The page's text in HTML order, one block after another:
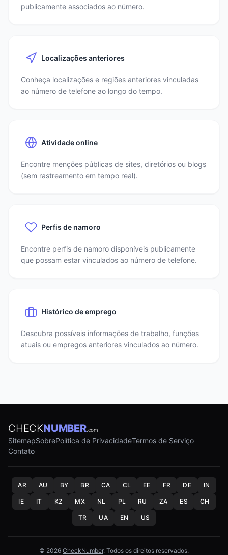
publicamente associados ao número.
Localizações anteriores
Conheça localizações e regiões anteriores vinculadas
ao número de telefone ao longo do tempo.
Atividade online
Encontre menções públicas de sites, diretórios ou blogs
(sem rastreamento em tempo real).
Perfis de namoro
Encontre perfis de namoro disponíveis publicamente
que possam estar vinculados ao número de telefone.
Histórico de emprego
Descubra possíveis informações de trabalho, funções
atuais ou empregos anteriores vinculados ao número.
CHECKNUMBER.com
SitemapSobrePolítica de PrivacidadeTermos de Serviço
Contato
AR AU BY BR CA CL EE FR DE IN
IE IT KZ MX NL PL RU ZA ES CH
TR UA EN US
© 2026 CheckNumber. Todos os direitos reservados.